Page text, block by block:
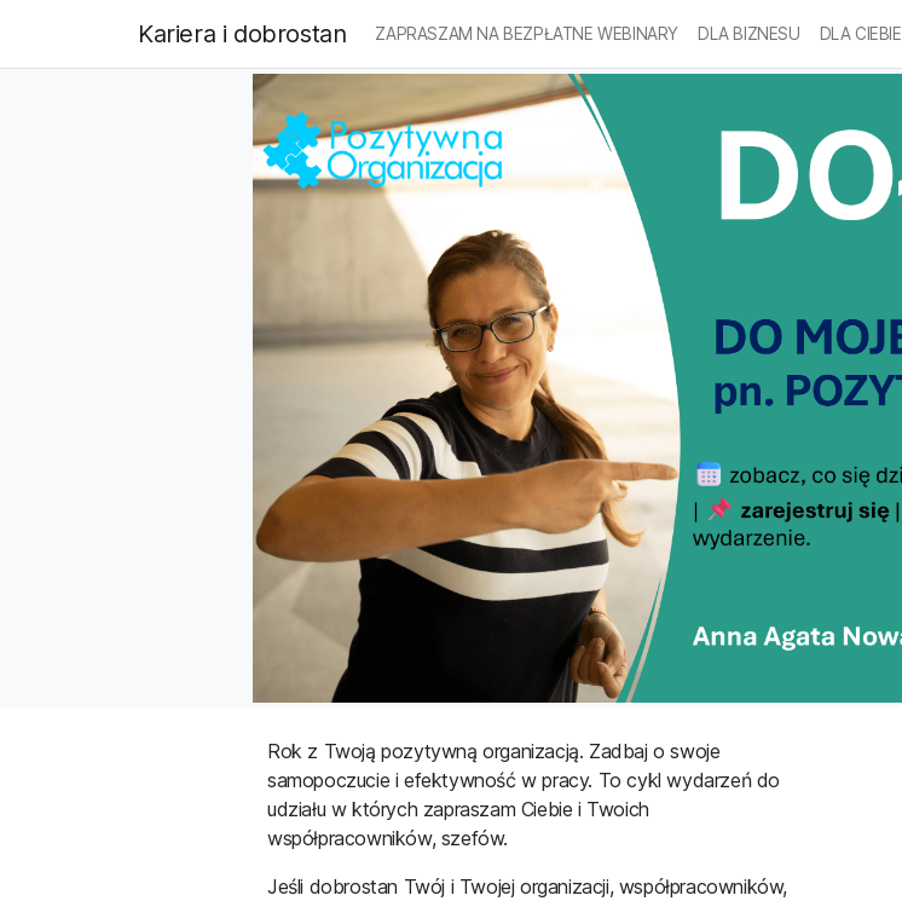
Kariera i dobrostan ZAPRASZAM NA BEZPŁATNE WEBINARY DLA BIZNESU DLA CIEBIE
Rok z Twoją pozytywną organizacją. Zadbaj o swoje
samopoczucie i efektywność w pracy. To cykl wydarzeń do
udziału w których zapraszam Ciebie i Twoich
współpracowników, szefów.
Jeśli dobrostan Twój i Twojej organizacji, współpracowników,